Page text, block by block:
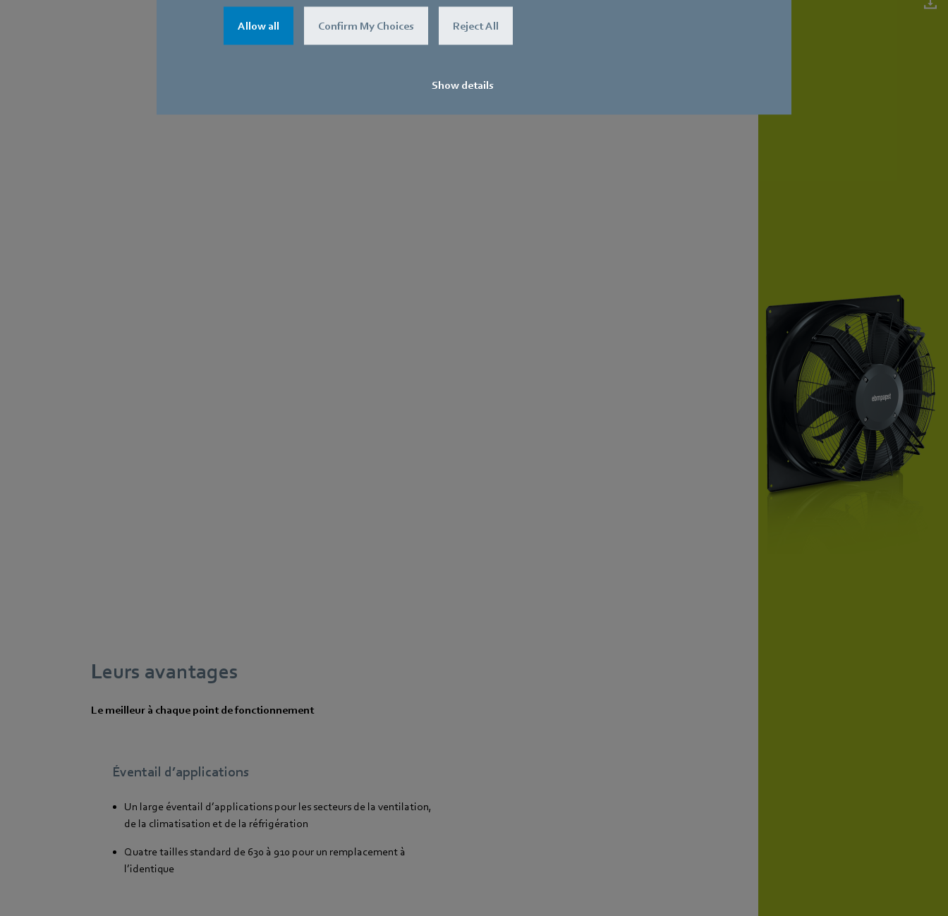
Allow all Confirm My Choices Reject All
Show details
Leurs avantages
Le meilleur à chaque point de fonctionnement
Éventail d’applications
Un large éventail d’applications pour les secteurs de la ventilation,
de la climatisation et de la réfrigération
Quatre tailles standard de 630 à 910 pour un remplacement à
l’identique